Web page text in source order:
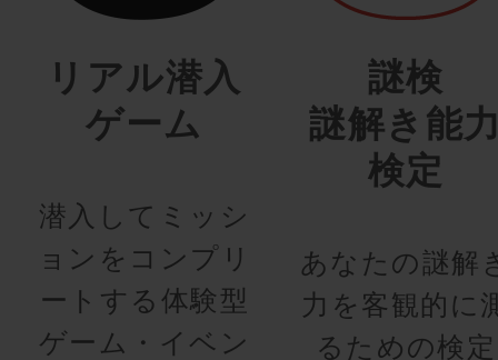
リアル潜入
ゲーム
潜入してミッシ
ョンをコンプリ
ートする体験型
ゲーム・イベン
謎検
謎解き能
検定
あなたの謎解
力を客観的に
るための検定